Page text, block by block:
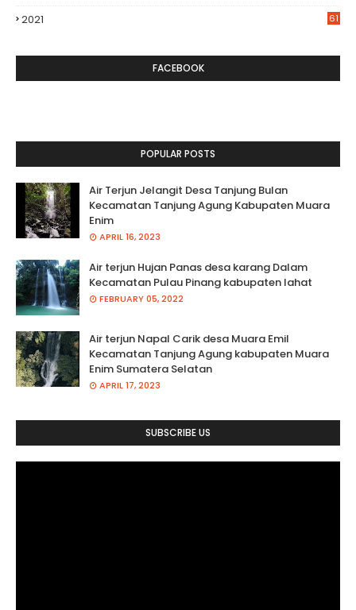
2021 61
FACEBOOK
POPULAR POSTS
Air Terjun Jelangit Desa Tanjung Bulan
Kecamatan Tanjung Agung Kabupaten Muara
Enim
APRIL 16, 2023
Air terjun Hujan Panas desa karang Dalam
Kecamatan Pulau Pinang kabupaten lahat
FEBRUARY 05, 2022
Air terjun Napal Carik desa Muara Emil
Kecamatan Tanjung Agung kabupaten Muara
Enim Sumatera Selatan
APRIL 17, 2023
SUBSCRIBE US